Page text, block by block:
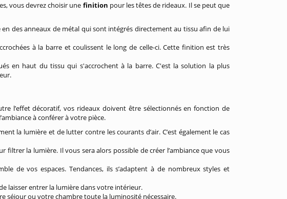
vous devrez choisir une finition pour les têtes de rideaux. Il se peut que
des anneaux de métal qui sont intégrés directement au tissu afin de lui
à la barre et coulissent le long de celle-ci. Cette finition est très
en haut du tissu qui s'accrochent à la barre. C'est la solution la plus
l’effet décoratif, vos rideaux doivent être sélectionnés en fonction de
à conférer à votre pièce.
la lumière et de lutter contre les courants d’air. C’est également le cas
la lumière. Il vous sera alors possible de créer l’ambiance que vous
de vos espaces. Tendances, ils s’adaptent à de nombreux styles et
laisser entrer la lumière dans votre intérieur.
séjour ou votre chambre toute la luminosité nécessaire.